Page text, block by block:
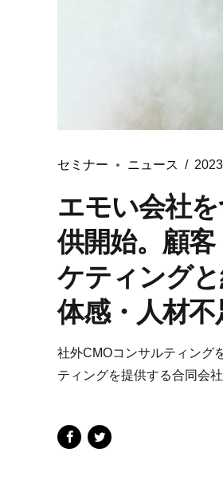
セミナー ニュース
エモい会社
供開始。顧
ケティング
体感・人材不
社外CMOコンサルティング
ティングを提供する合同会